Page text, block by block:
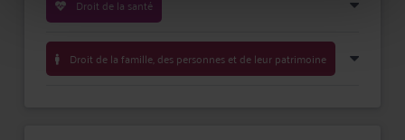
Droit de la santé
Droit de la famille, des personnes et de leur patrimoine